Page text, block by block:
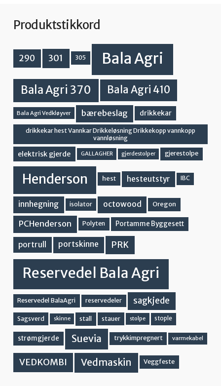
Produktstikkord
290 301 305 Bala Agri
Bala Agri 370 Bala Agri 410
Bala Agri Vedkløyver bærebeslag drikkekar
drikkekar hest Vannkar Drikkeløsning Drikkekopp vannkopp
vannløsning
elektrisk gjerde GALLAGHER gjerdestolper gjerestolpe
Henderson hest hesteutstyr IBC
innhegning isolator octowood Oregon
PCHenderson Polyten Portamme Byggesett
portrull portskinne PRK
Reservedel Bala Agri
Reservedel BalaAgri reservedeler sagkjede
Sagsverd skinne stall stauer stolpe stople
strømgjerde Suevia trykkimpregnert varmekabel
VEDKOMBI Vedmaskin Veggfeste